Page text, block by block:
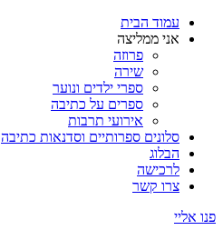
עמוד הבית
אני ממליצה
פרוזה
שירה
ספרי ילדים ונוער
ספרים על כתיבה
אירועי תרבות
סלונים ספרותיים וסדנאות כתיבה
הבלוג
לרכישה
צרו קשר
פנו אליי